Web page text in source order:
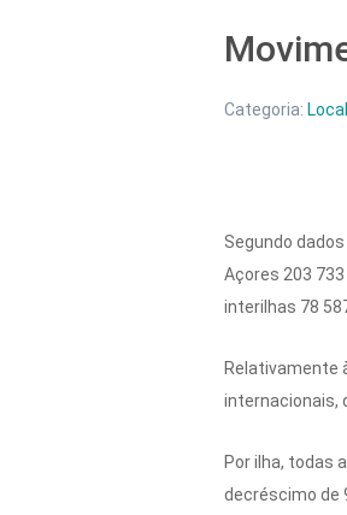
Categoria: Local
Segundo
Açores 203
interilhas 78
Relativamente
internacionais,
Por ilha, todas
decréscimo de